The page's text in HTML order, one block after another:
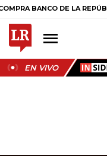
BANCO DE LA REPÚBLICA
EN VIVO